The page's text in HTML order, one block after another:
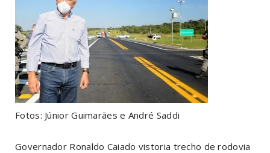
Fotos: Júnior Guimarães e André Saddi
Governador Ronaldo Caiado vistoria trecho de rodovia